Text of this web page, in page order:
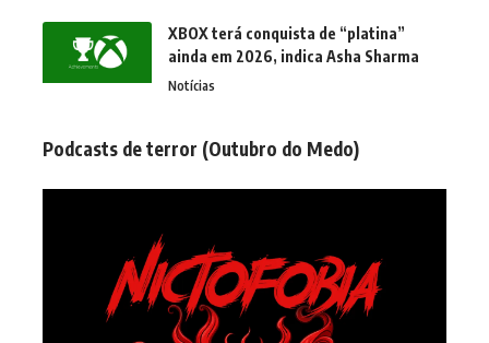
XBOX terá conquista de “platina”
ainda em 2026, indica Asha Sharma
Notícias
Podcasts de terror (Outubro do Medo)